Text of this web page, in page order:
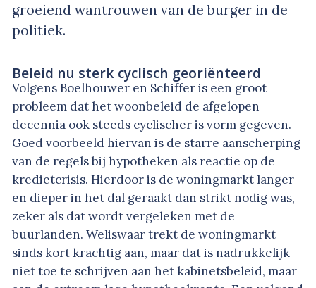
groeiend wantrouwen van de burger in de
politiek.
Beleid nu sterk cyclisch georiënteerd
Volgens Boelhouwer en Schiffer is een groot
probleem dat het woonbeleid de afgelopen
decennia ook steeds cyclischer is vorm gegeven.
Goed voorbeeld hiervan is de starre aanscherping
van de regels bij hypotheken als reactie op de
kredietcrisis. Hierdoor is de woningmarkt langer
en dieper in het dal geraakt dan strikt nodig was,
zeker als dat wordt vergeleken met de
buurlanden. Weliswaar trekt de woningmarkt
sinds kort krachtig aan, maar dat is nadrukkelijk
niet toe te schrijven aan het kabinetsbeleid, maar